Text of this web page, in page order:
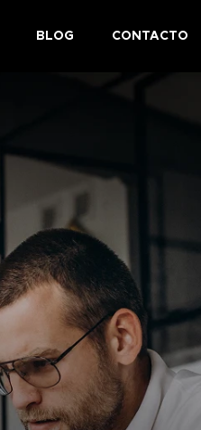
BLOG CONTACTO